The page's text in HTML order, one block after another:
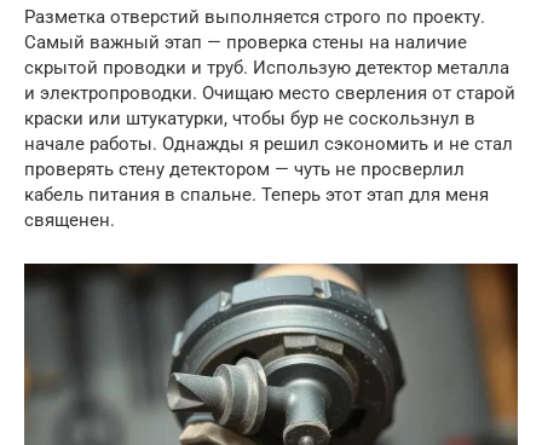
Разметка отверстий выполняется строго по проекту.
Самый важный этап — проверка стены на наличие
скрытой проводки и труб. Использую детектор металла
и электропроводки. Очищаю место сверления от старой
краски или штукатурки, чтобы бур не соскользнул в
начале работы. Однажды я решил сэкономить и не стал
проверять стену детектором — чуть не просверлил
кабель питания в спальне. Теперь этот этап для меня
священен.